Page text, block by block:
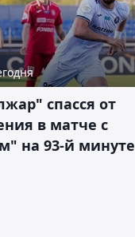
спасся от
в матче с
на 93-й минуте